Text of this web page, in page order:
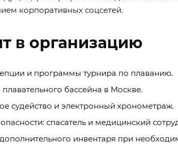
корпоративных соцсетей.
в организацию
и программы турнира по плаванию.
бассейна в Москве.
судейство и электронный хронометраж.
спасатель и медицинский
инвентаря при